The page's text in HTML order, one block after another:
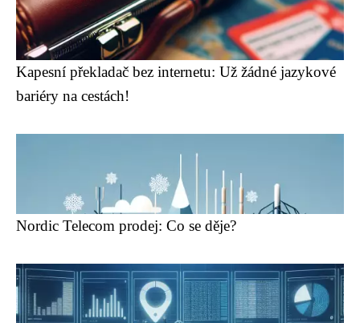
Kapesní překladač bez internetu: Už žádné jazykové
bariéry na cestách!
Nordic Telecom prodej: Co se děje?